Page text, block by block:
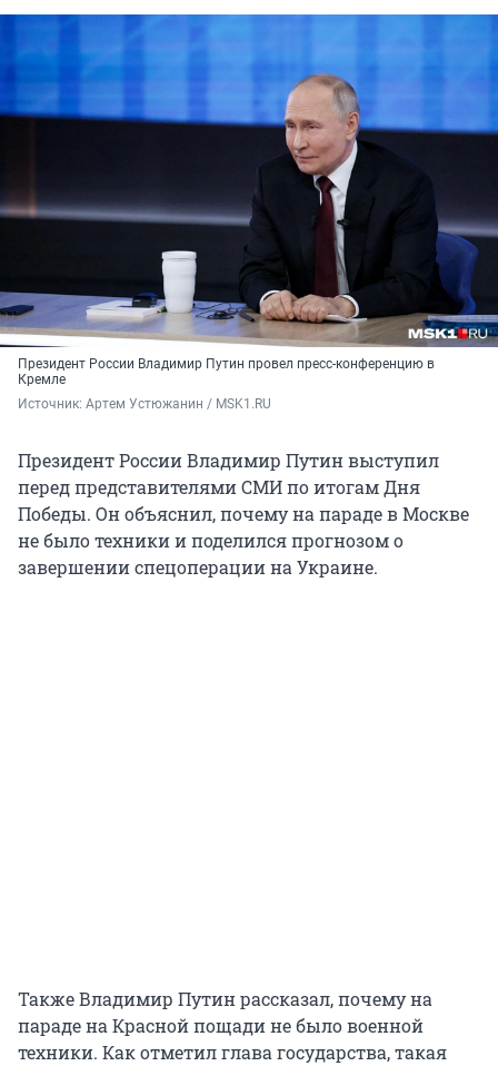
Президент России Владимир Путин провел пресс-конференцию в
Кремле
Источник: Артем Устюжанин / MSK1.RU
Президент России Владимир Путин выступил
перед представителями СМИ по итогам Дня
Победы. Он объяснил, почему на параде в Москве
не было техники и поделился прогнозом о
завершении спецоперации на Украине.
Также Владимир Путин рассказал, почему на
параде на Красной пощади не было военной
техники. Как отметил глава государства, такая